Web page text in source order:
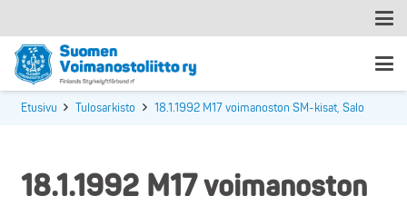
Etusivu Tulosarkisto 18.1.1992 M17 voimanoston SM-kisat, Salo
18.1.1992 M17 voimanoston